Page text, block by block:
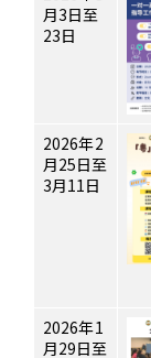
月3日至
23日
2026年2
月25日至
3月11日
2026年1
月29日至